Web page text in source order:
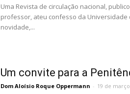
Uma Revista de circulação nacional,
professor, ateu confesso da Universidade
novidade,...
Um convite para a
Dom Aloísio Roque Oppermann - 19 de